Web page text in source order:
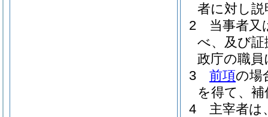
者に対し
2
当事者又
べ、及び
政庁の職
3
前項の場
を得て、
4
主宰者は